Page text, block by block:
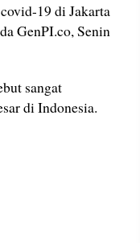
19 di Jakarta
GenPI.co, Senin
sangat
di Indonesia.